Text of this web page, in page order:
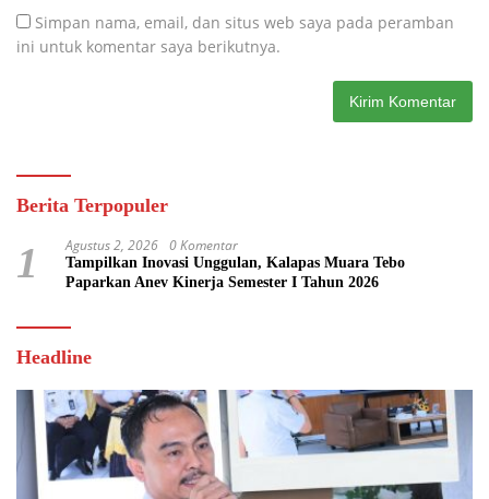
Simpan nama, email, dan situs web saya pada peramban
ini untuk komentar saya berikutnya.
Berita Terpopuler
1 Agustus 2, 2026 0 Komentar
Tampilkan Inovasi Unggulan, Kalapas Muara Tebo
Paparkan Anev Kinerja Semester I Tahun 2026
Headline